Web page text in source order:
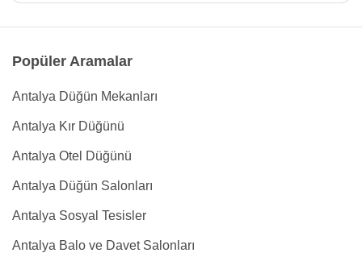
Popüler Aramalar
Antalya Düğün Mekanları
Antalya Kır Düğünü
Antalya Otel Düğünü
Antalya Düğün Salonları
Antalya Sosyal Tesisler
Antalya Balo ve Davet Salonları